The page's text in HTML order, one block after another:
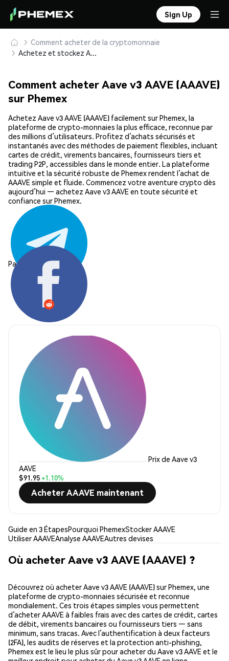
Sign Up
Comment acheter de la cryptomonnaie
Achetez et stockez Aave v3 AAVE (AAAVE) en toute sécurité
Comment acheter Aave v3 AAVE (AAAVE)
sur Phemex
Achetez Aave v3 AAVE (AAAVE) facilement sur Phemex, la
plateforme de crypto-monnaies la plus efficace, reconnue par
des millions d’utilisateurs. Profitez d’achats sécurisés et
instantanés avec des méthodes de paiement flexibles, incluant
cartes de crédit, virements bancaires, fournisseurs tiers et
trading P2P, accessibles dans le monde entier. La plateforme
intuitive et la sécurité robuste de Phemex rendent l’achat de
AAAVE simple et fluide. Commencez votre aventure crypto dès
aujourd’hui — achetez Aave v3 AAVE en toute sécurité et
confiance sur Phemex.
Partager:
Prix de Aave v3
AAVE
$91.95+1.10%
Acheter AAAVE maintenant
Guide en 3 ÉtapesPourquoi PhemexStocker AAAVE
Utiliser AAAVEAnalyse AAAVEAutres devises
Où acheter Aave v3 AAVE (AAAVE) ?
Découvrez où acheter Aave v3 AAVE (AAAVE) sur Phemex, une
plateforme de crypto-monnaies sécurisée et reconnue
mondialement. Ces trois étapes simples vous permettent
d’acheter AAAVE à faibles frais avec des cartes de crédit, cartes
de débit, virements bancaires ou fournisseurs tiers — sans
minimum, sans tracas. Avec l’authentification à deux facteurs
(2FA), les audits de réserves et la protection anti-phishing,
Phemex est le lieu le plus sûr pour acheter du Aave v3 AAVE et le